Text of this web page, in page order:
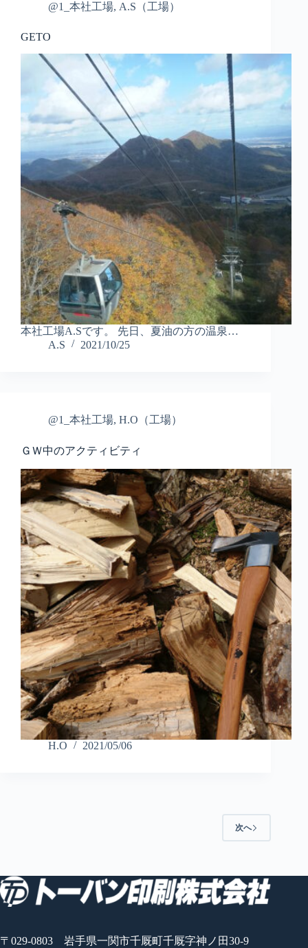
@1_本社工場, A.S（工場）
GETO
本社工場A.Sです。 先日、夏油の方の温泉…
A.S
2021/10/25
@1_本社工場, H.O（工場）
ＧＷ中のアクティビティ
H.O 2021/05/06
次へ
〒029-0803 岩手県一関市千厩町千厩字神ノ田30-9